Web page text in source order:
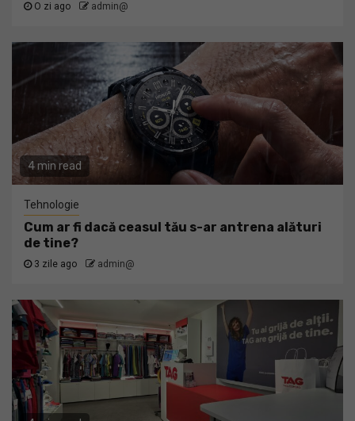
O zi ago admin@
4 min read
Tehnologie
Cum ar fi dacă ceasul tău s-ar antrena alături
de tine?
3 zile ago admin@